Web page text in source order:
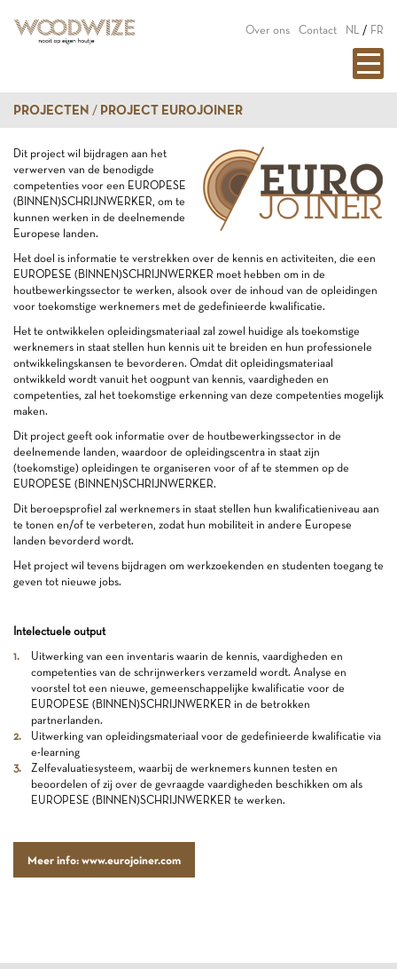
Over ons Contact NL / FR
PROJECTEN PROJECT EUROJOINER
Dit project wil bijdragen aan het
verwerven van de benodigde
competenties voor een EUROPESE
(BINNEN)SCHRIJNWERKER, om te
kunnen werken in de deelnemende
Europese landen.
Het doel is informatie te verstrekken over de kennis en activiteiten, die een
EUROPESE (BINNEN)SCHRIJNWERKER moet hebben om in de
houtbewerkingssector te werken, alsook over de inhoud van de opleidingen
voor toekomstige werknemers met de gedefinieerde kwalificatie.
Het te ontwikkelen opleidingsmateriaal zal zowel huidige als toekomstige
werknemers in staat stellen hun kennis uit te breiden en hun professionele
ontwikkelingskansen te bevorderen. Omdat dit opleidingsmateriaal
ontwikkeld wordt vanuit het oogpunt van kennis, vaardigheden en
competenties, zal het toekomstige erkenning van deze competenties mogelijk
maken.
Dit project geeft ook informatie over de houtbewerkingssector in de
deelnemende landen, waardoor de opleidingscentra in staat zijn
(toekomstige) opleidingen te organiseren voor of af te stemmen op de
EUROPESE (BINNEN)SCHRIJNWERKER.
Dit beroepsprofiel zal werknemers in staat stellen hun kwalificatieniveau aan
te tonen en/of te verbeteren, zodat hun mobiliteit in andere Europese
landen bevorderd wordt.
Het project wil tevens bijdragen om werkzoekenden en studenten toegang te
geven tot nieuwe jobs.
Intelectuele output
Uitwerking van een inventaris waarin de kennis, vaardigheden en
competenties van de schrijnwerkers verzameld wordt. Analyse en
voorstel tot een nieuwe, gemeenschappelijke kwalificatie voor de
EUROPESE (BINNEN)SCHRIJNWERKER in de betrokken
partnerlanden.
Uitwerking van opleidingsmateriaal voor de gedefinieerde kwalificatie via
e-learning
Zelfevaluatiesysteem, waarbij de werknemers kunnen testen en
beoordelen of zij over de gevraagde vaardigheden beschikken om als
EUROPESE (BINNEN)SCHRIJNWERKER te werken.
Meer info: www.eurojoiner.com